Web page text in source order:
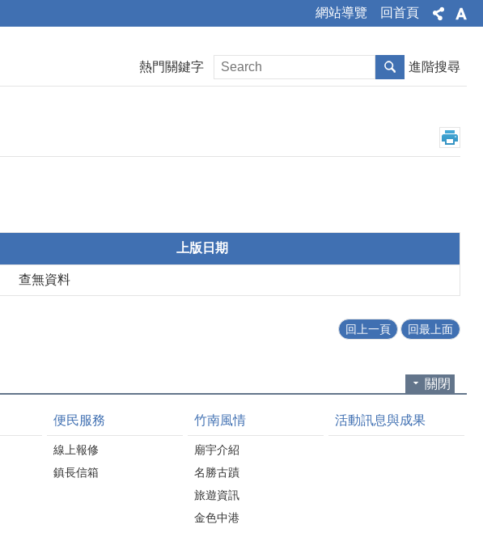
網站導覽 回首頁
熱門關鍵字 進階搜尋
上版日期
查無資料
回上一頁 回最上面
關閉
便民服務
線上報修
鎮長信箱
竹南風情
廟宇介紹
名勝古蹟
旅遊資訊
金色中港
活動訊息與成果